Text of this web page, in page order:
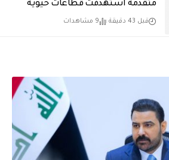
متقدمة استهدفت قطاعات حيوية
قبل 43 دقيقة 9 مشاهدات